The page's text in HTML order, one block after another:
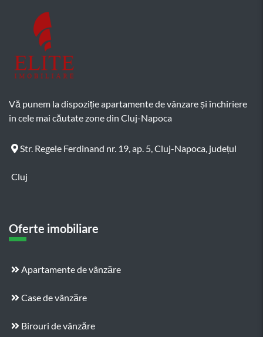
Vă punem la dispoziție apartamente de vânzare și închiriere
in cele mai căutate zone din Cluj-Napoca
Str. Regele Ferdinand nr. 19, ap. 5, Cluj-Napoca, județul
Cluj
Oferte imobiliare
Apartamente de vânzăre
Case de vânzăre
Birouri de vânzăre